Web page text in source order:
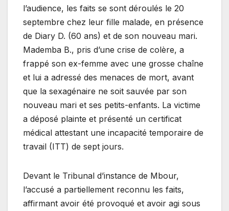
l’audience, les faits se sont déroulés le 20
septembre chez leur fille malade, en présence
de Diary D. (60 ans) et de son nouveau mari.
Mademba B., pris d’une crise de colère, a
frappé son ex-femme avec une grosse chaîne
et lui a adressé des menaces de mort, avant
que la sexagénaire ne soit sauvée par son
nouveau mari et ses petits-enfants. La victime
a déposé plainte et présenté un certificat
médical attestant une incapacité temporaire de
travail (ITT) de sept jours.
Devant le Tribunal d’instance de Mbour,
l’accusé a partiellement reconnu les faits,
affirmant avoir été provoqué et avoir agi sous